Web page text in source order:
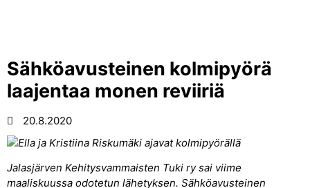
Sähköavusteinen kolmipyörä
laajentaa monen reviiriä
20.8.2020
Jalasjärven Kehitysvammaisten Tuki ry sai viime
maaliskuussa odotetun lähetyksen. Sähköavusteinen